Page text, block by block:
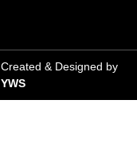
Created & Designed by
YWS